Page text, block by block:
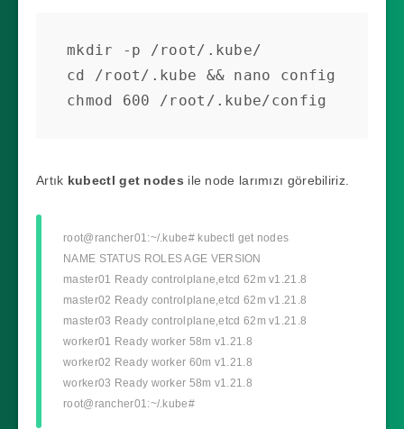
mkdir -p /root/.kube/
cd /root/.kube && nano config
chmod 600 /root/.kube/config
Artık kubectl get nodes ile node larımızı görebiliriz.
root@rancher01:~/.kube# kubectl get nodes
NAME STATUS ROLES AGE VERSION
master01 Ready controlplane,etcd 62m v1.21.8
master02 Ready controlplane,etcd 62m v1.21.8
master03 Ready controlplane,etcd 62m v1.21.8
worker01 Ready worker 58m v1.21.8
worker02 Ready worker 60m v1.21.8
worker03 Ready worker 58m v1.21.8
root@rancher01:~/.kube#